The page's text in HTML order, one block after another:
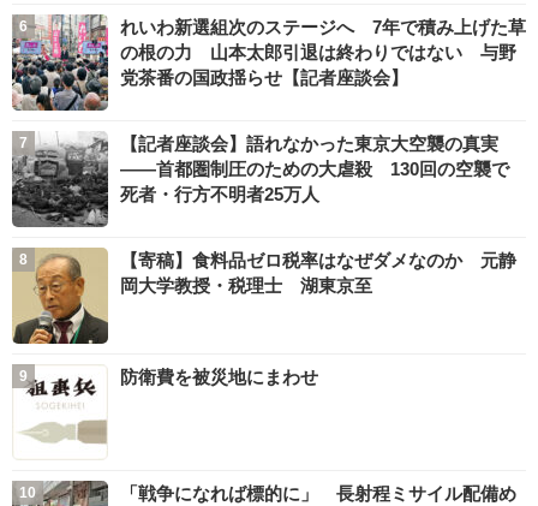
れいわ新選組次のステージへ 7年で積み上げた草
の根の力 山本太郎引退は終わりではない 与野
党茶番の国政揺らせ【記者座談会】
【記者座談会】語れなかった東京大空襲の真実
――首都圏制圧のための大虐殺 130回の空襲で
死者・行方不明者25万人
【寄稿】食料品ゼロ税率はなぜダメなのか 元静
岡大学教授・税理士 湖東京至
防衛費を被災地にまわせ
「戦争になれば標的に」 長射程ミサイル配備め